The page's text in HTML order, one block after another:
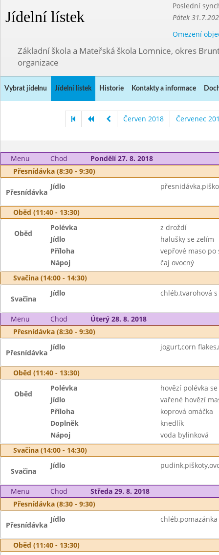
Jídelní lístek
Poslední
Pátek
Omezení
Základní škola a Mateřská škola Lomnice, okres
organizace
Vybrat jídelnu Jídelní lístek Historie Kontakty a informace
Červen 2018 Červenec
Menu Chod
Pondělí 27. 8. 2018
Přesnídávka (8:30 - 9:30)
Přesnídávka
Jídlo
Oběd (11:40 - 13:30)
Oběd
Polévka
z droždí
Jídlo
halušky se zelím
Příloha
vepřové maso po
Nápoj
čaj ovocný
Svačina (14:00 - 14:30)
Svačina
Jídlo chléb,tvarohová
Menu Chod
Úterý 28. 8. 2018
Přesnídávka (8:30 - 9:30)
Přesnídávka
Jídlo jogurt,corn
Oběd (11:40 - 13:30)
Oběd
Polévka
hovězí polévka
Jídlo
vařené hovězí
Příloha
koprová omáčka
Doplněk
knedlík
Nápoj
voda bylinková
Svačina (14:00 - 14:30)
Svačina
Jídlo
Menu Chod
Středa 29. 8. 2018
Přesnídávka (8:30 - 9:30)
Přesnídávka
Jídlo
Oběd (11:40 - 13:30)